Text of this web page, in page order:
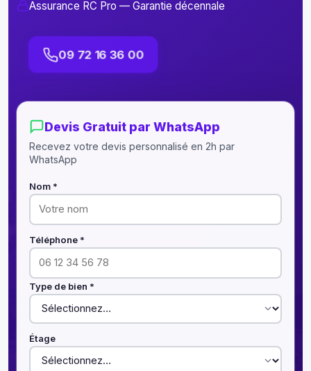
Assurance RC Pro — Garantie décennale
09 72 16 36 00
Devis Gratuit par WhatsApp
Recevez votre devis personnalisé en 2h par
WhatsApp
Nom *
Téléphone *
Type de bien *
Étage